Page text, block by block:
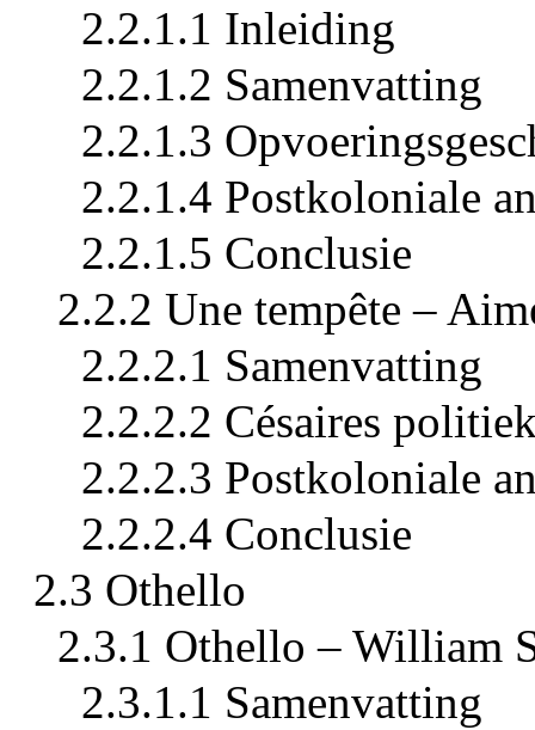
2.2.1.1 Inleiding
2.2.1.2 Samenvatting
2.2.1.3
2.2.1.4 Postkoloniale
2.2.1.5 Conclusie
2.2.2 Une tempête –
2.2.2.1 Samenvatting
2.2.2.2 Césaires
2.2.2.3 Postkoloniale
2.2.2.4 Conclusie
2.3 Othello
2.3.1 Othello – William
2.3.1.1 Samenvatting